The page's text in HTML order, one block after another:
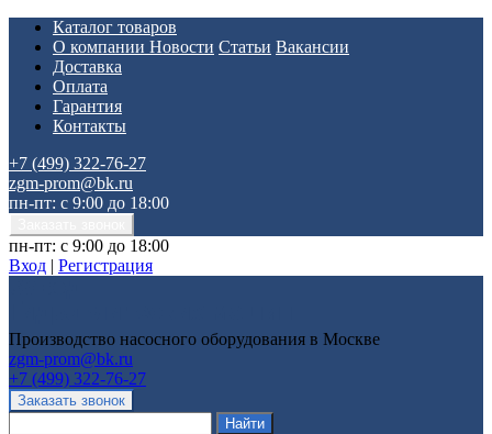
Каталог товаров
О компании Новости Статьи Вакансии
Доставка
Оплата
Гарантия
Контакты
+7 (499) 322-76-27
zgm-prom@bk.ru
пн-пт: с 9:00 до 18:00
пн-пт: с 9:00 до 18:00
Вход | Регистрация
Производство насосного оборудования в Москве
zgm-prom@bk.ru
+7 (499) 322-76-27